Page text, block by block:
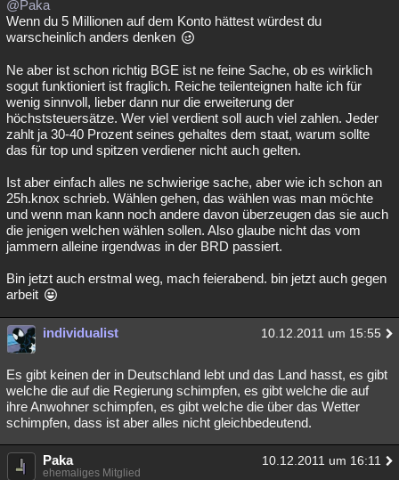
@Paka
Wenn du 5 Millionen auf dem Konto hättest würdest du
warscheinlich anders denken
Ne aber ist schon richtig BGE ist ne feine Sache, ob es wirklich
sogut funktioniert ist fraglich. Reiche teilenteignen halte ich für
wenig sinnvoll, lieber dann nur die erweiterung der
höchststeuersätze. Wer viel verdient soll auch viel zahlen. Jeder
zahlt ja 30-40 Prozent seines gehaltes dem staat, warum sollte
das für top und spitzen verdiener nicht auch gelten.
Ist aber einfach alles ne schwierige sache, aber wie ich schon an
25h.knox schrieb. Wählen gehen, das wählen was man möchte
und wenn man kann noch andere davon überzeugen das sie auch
die jenigen welchen wählen sollen. Also glaube nicht das vom
jammern alleine irgendwas in der BRD passiert.
Bin jetzt auch erstmal weg, mach feierabend. bin jetzt auch gegen
arbeit
individualist 10.12.2011 um 15:55
Es gibt keinen der in Deutschland lebt und das Land hasst, es gibt
welche die auf die Regierung schimpfen, es gibt welche die auf
ihre Anwohner schimpfen, es gibt welche die über das Wetter
schimpfen, dass ist aber alles nicht gleichbedeutend.
Paka 10.12.2011 um 16:11
ehemaliges Mitglied